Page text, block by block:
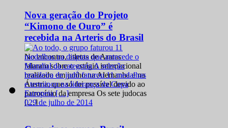
Nova geração do Projeto
“Kimono de Ouro” é
recebida na Arteris do Brasil
No encontro, atletas de Araras
falaram sobre o estágio internacional
realizado em junho na Alemanha e na
Áustria, que só foi possível devido ao
patrocínio da empresa Os sete judocas
[…]
029 de julho de 2014